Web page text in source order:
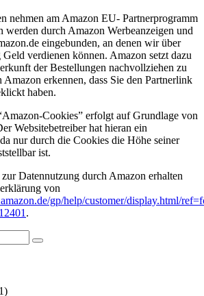
nehmen am Amazon EU- Partnerprogramm
werden durch Amazon Werbeanzeigen und
eingebunden, an denen wir über
Geld verdienen können. Amazon setzt dazu
der Bestellungen nachvollziehen zu
erkennen, dass Sie den Partnerlink
haben.
Cookies” erfolgt auf Grundlage von
Websitebetreiber hat hieran ein
nur durch die Cookies die Höhe seiner
ist.
Datennutzung durch Amazon erhalten
von
gp/help/customer/display.html/
.